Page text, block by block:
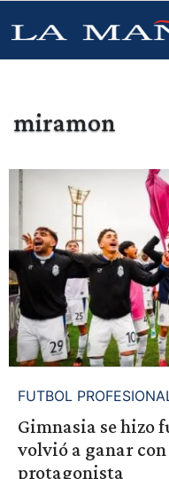
miramon
FUTBOL
Gimnasia se hizo
volvió a ganar
protagonista